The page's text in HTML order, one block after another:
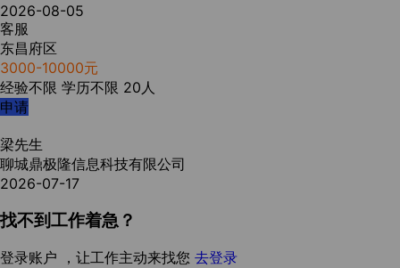
2026-08-05
客服
东昌府区
3000-10000元
经验不限 学历不限 20人
申请
梁先生
聊城鼎极隆信息科技有限公司
2026-07-17
找不到工作着急？
登录账户 ，让工作主动来找您 去登录